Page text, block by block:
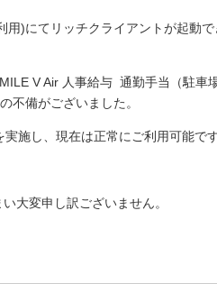
用)にてリッチクライアントが起動
V Air 人事給与 通勤手当（駐車
不備がございました。
施し、現在は正常にご利用可能です
大変申し訳ございません。